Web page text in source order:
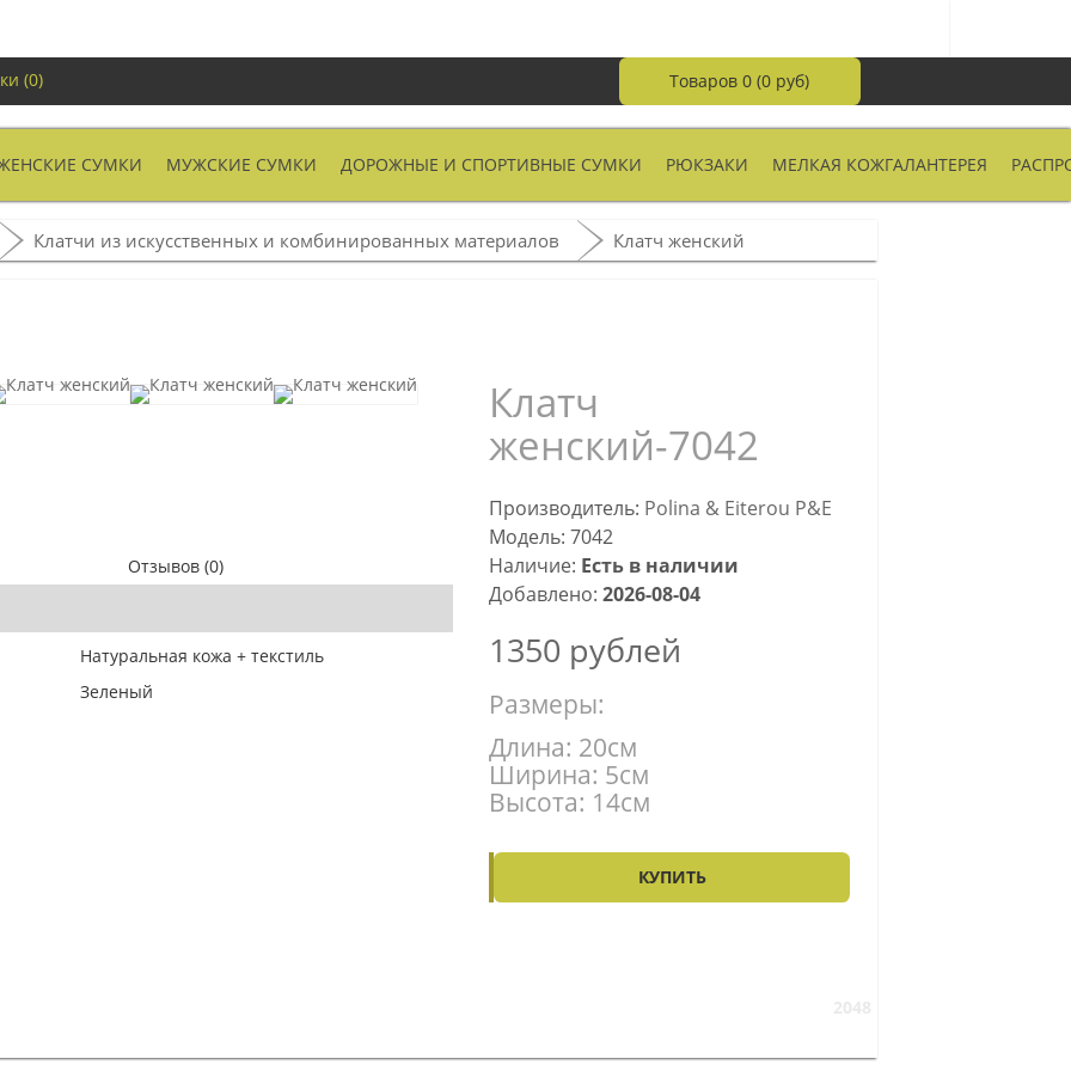
(0) Товаров 0 (0 руб)
СУМКИ МУЖСКИЕ СУМКИ ДОРОЖНЫЕ И СПОРТИВНЫЕ СУМКИ РЮКЗАКИ МЕЛКАЯ КОЖГАЛАНТЕРЕЯ
Клатчи из искусственных и комбинированных материалов Клатч женский
Отзывов (0)
Натуральная кожа + текстиль
Зеленый
Клатч
женский-7042
Производитель: Polina & Eiterou P&E
Модель: 7042
Наличие: Есть в наличии
Добавлено: 2026-08-04
1350 рублей
Размеры:
Длина: 20см
Ширина: 5см
Высота: 14см
КУПИТЬ